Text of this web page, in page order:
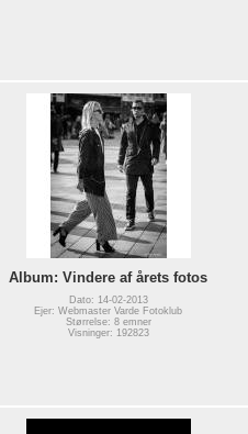
Album: Vindere af årets fotos
Dato: 14-02-2013
Ejer: Webmaster Varde Fotoklub
Størrelse: 8 emner
Visninger: 192823